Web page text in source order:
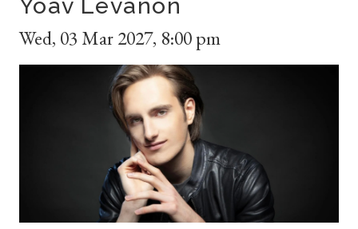
Yoav Levanon
Wed, 03 Mar 2027, 8:00 pm